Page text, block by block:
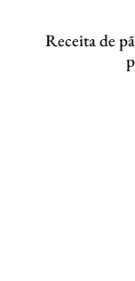
Receita de